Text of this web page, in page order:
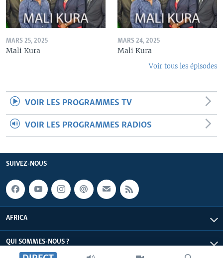
MARS 25, 2025
Mali Kura
MARS 24, 2025
Mali Kura
Voir tous les épisodes
VOIR LES PROGRAMMES TV
VOIR LES PROGRAMMES RADIOS
SUIVEZ-NOUS
AFRICA
QUI SOMMES-NOUS ?